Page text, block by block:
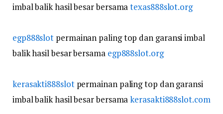
imbal balik hasil besar bersamatexas888slot.org
egp888slot permainan paling top dan garansi imbal
balik hasil besar bersama egp888slot.org
kerasakti888slotpermainan paling top dan garansi
imbal balik hasil besar bersamakerasakti888slot.com